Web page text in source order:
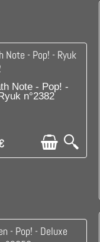
DISPONIBLE
Note - Pop! -
n°2382